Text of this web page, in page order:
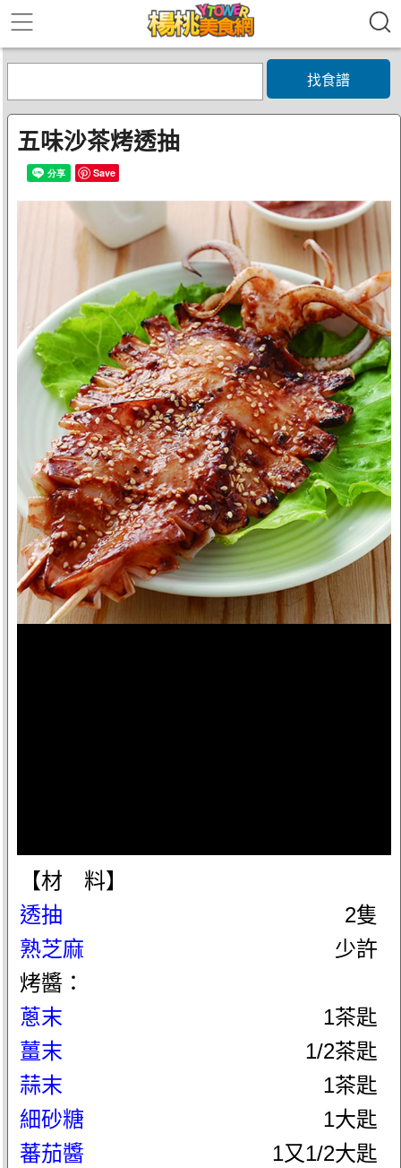
找食譜
五味沙茶烤透抽
Save
【材 料】
透抽
2隻
熟芝麻
少許
烤醬：
蔥末
1茶匙
薑末
1/2茶匙
蒜末
1茶匙
細砂糖
1大匙
蕃茄醬
1又1/2大匙